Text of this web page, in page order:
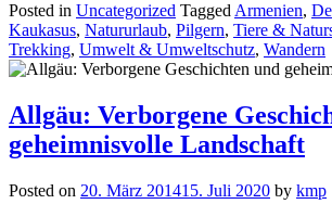
Posted in Uncategorized Tagged Armenien,
Kaukasus, Natururlaub, Pilgern, Tiere &
Trekking, Umwelt & Umweltschutz, Wandern
Allgäu: Verborgene
geheimnisvolle Landschaft
Posted on 20. März 201415. Juli 2020 by kmp